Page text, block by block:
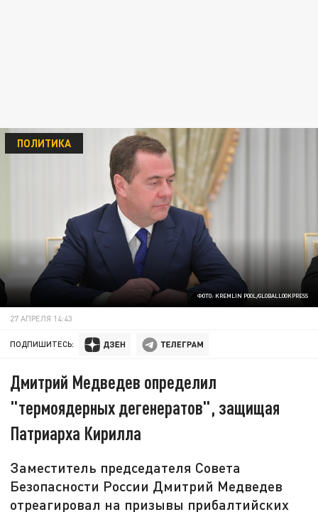
ФОТО: KREMLIN POOL/GLOBALLOOKPRESS
ПОЛИТИКА
27 АПРЕЛЯ 14:43
ПОДПИШИТЕСЬ:
Дмитрий Медведев определил
"термоядерных дегенератов", защищая
Патриарха Кирилла
Заместитель председателя Совета
Безопасности России Дмитрий Медведев
отреагировал на призывы прибалтийских